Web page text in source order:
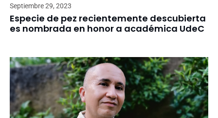
Septiembre 29, 2023
Especie de pez recientemente descubierta
es nombrada en honor a académica UdeC